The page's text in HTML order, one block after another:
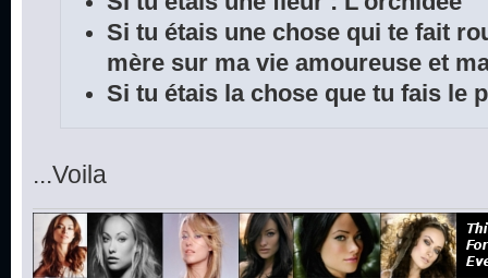
Si tu étais une chose qui te fait
mère sur ma vie amoureuse et
Si tu étais la chose que tu fais le
...Voila